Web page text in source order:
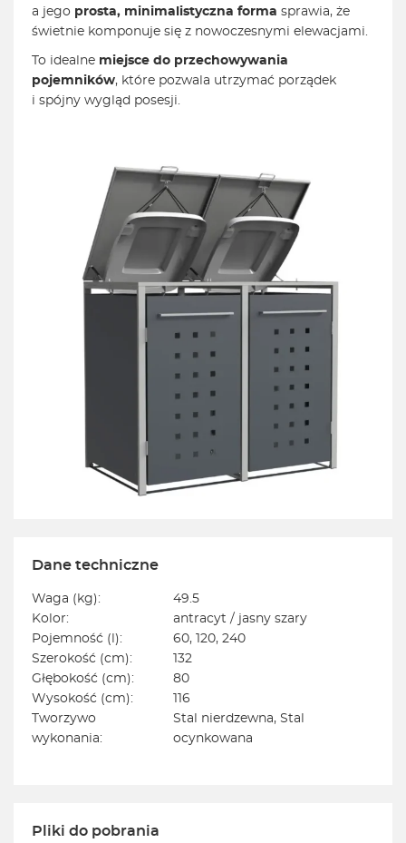
a jego prosta, minimalistyczna forma sprawia, że
świetnie komponuje się z nowoczesnymi elewacjami.
To idealne miejsce do przechowywania
pojemników, które pozwala utrzymać porządek
i spójny wygląd posesji.
Dane techniczne
Waga (kg):
49.5
Kolor:
antracyt / jasny szary
Pojemność (l):
60, 120, 240
Szerokość (cm):
132
Głębokość (cm):
80
Wysokość (cm):
116
Tworzywo
wykonania:
Stal nierdzewna, Stal
ocynkowana
Pliki do pobrania